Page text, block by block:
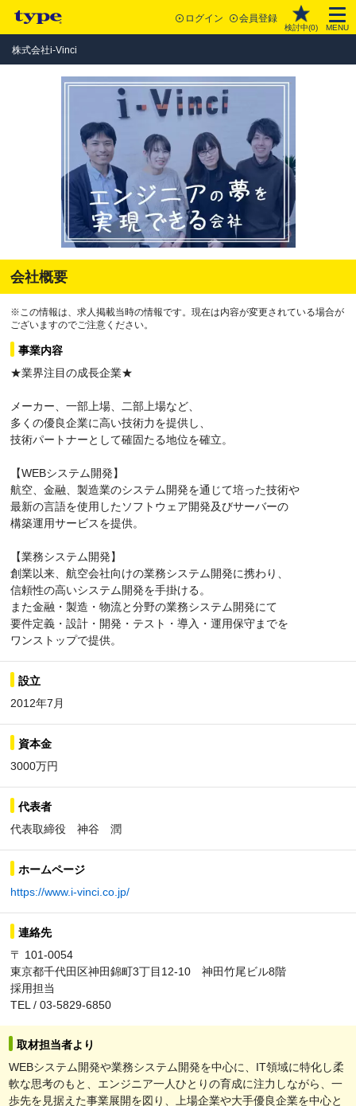
ログイン 会員登録
検討中(0) MENU
株式会社i-Vinci
会社概要
※この情報は、求人掲載当時の情報です。現在は内容が変更されている場合が
ございますのでご注意ください。
事業内容
★業界注目の成長企業★
メーカー、一部上場、二部上場など、
多くの優良企業に高い技術力を提供し、
技術パートナーとして確固たる地位を確立。
【WEBシステム開発】
航空、金融、製造業のシステム開発を通じて培った技術や
最新の言語を使用したソフトウェア開発及びサーバーの
構築運用サービスを提供。
【業務システム開発】
創業以来、航空会社向けの業務システム開発に携わり、
信頼性の高いシステム開発を手掛ける。
また金融・製造・物流と分野の業務システム開発にて
要件定義・設計・開発・テスト・導入・運用保守までを
ワンストップで提供。
設立
2012年7月
資本金
3000万円
代表者
代表取締役 神谷 潤
ホームページ
https://www.i-vinci.co.jp/
連絡先
〒 101-0054
東京都千代田区神田錦町3丁目12-10 神田竹尾ビル8階
採用担当
TEL / 03-5829-6850
取材担当者より
WEBシステム開発や業務システム開発を中心に、IT領域に特化し柔
軟な思考のもと、エンジニア一人ひとりの育成に注力しながら、一
歩先を見据えた事業展開を図り、上場企業や大手優良企業を中心と